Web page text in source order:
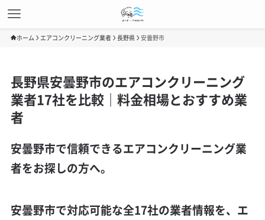
ホーム エアコンクリーニング業者 長野県 安曇野市
長野県安曇野市のエアコンクリーニング
業者17社を比較｜料金相場とおすすめ業
者
安曇野市で信頼できるエアコンクリーニング業
者をお探しの方へ。
安曇野市で対応可能な全17社の業者情報を、エ